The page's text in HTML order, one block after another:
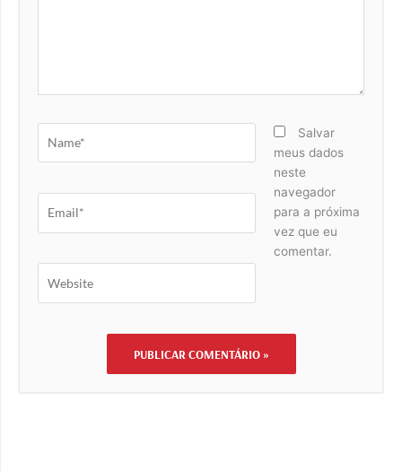
Salvar
meus dados
neste
navegador
para a próxima
vez que eu
comentar.